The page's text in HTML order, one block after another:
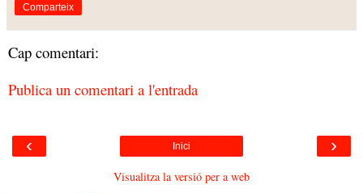
Comparteix
Cap comentari:
Publica un comentari a l'entrada
‹ ›
Inici
Visualitza la versió per a web